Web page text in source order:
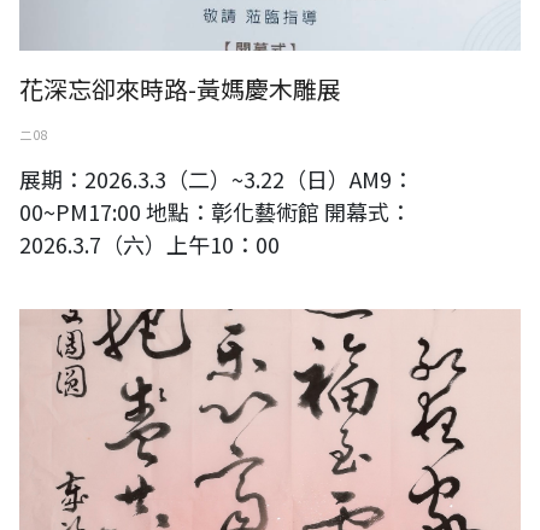
花深忘卻來時路-黃媽慶木雕展
二 08
展期：2026.3.3（二）~3.22（日）AM9：
00~PM17:00 地點：彰化藝術館 開幕式：
2026.3.7（六）上午10：00
賀新春 慶團圓-2026港澳台書畫作品展完整影片